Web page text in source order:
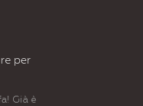
per
Già è